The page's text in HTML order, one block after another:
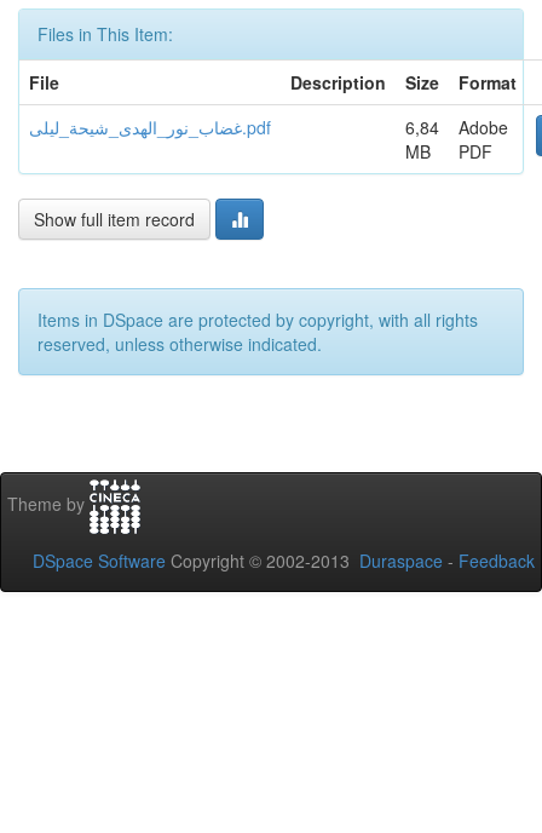
Files in This Item:
File
Description Size
Format
غضاب_نور_الهدى_شيحة_ليلى.pdf
6,84
MB
Adobe
PDF
Show full item record
Items in DSpace are protected by copyright, with all rights
reserved, unless otherwise indicated.
Theme by
DSpace Software Copyright © 2002-2013 Duraspace - Feedback